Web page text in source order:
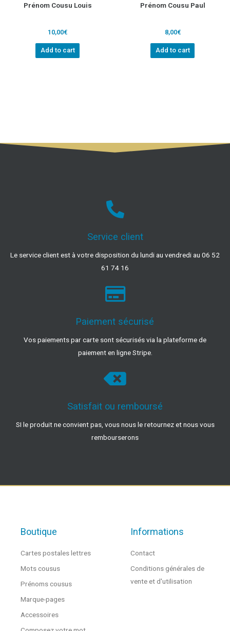
Prénom Cousu Louis
10,00€
Add to cart
Prénom Cousu Paul
8,00€
Add to cart
Service client
Le service client est à votre disposition du lundi au vendredi au 06 52
61 74 16
Paiement sécurisé
Vos paiements par carte sont sécurisés via la plateforme de
paiement en ligne Stripe.
Satisfait ou remboursé
SI le produit ne convient pas, vous nous le retournez et nous vous
rembourserons
Boutique
Cartes postales lettres
Mots cousus
Prénoms cousus
Marque-pages
Accessoires
Informations
Contact
Conditions générales de
vente et d'utilisation